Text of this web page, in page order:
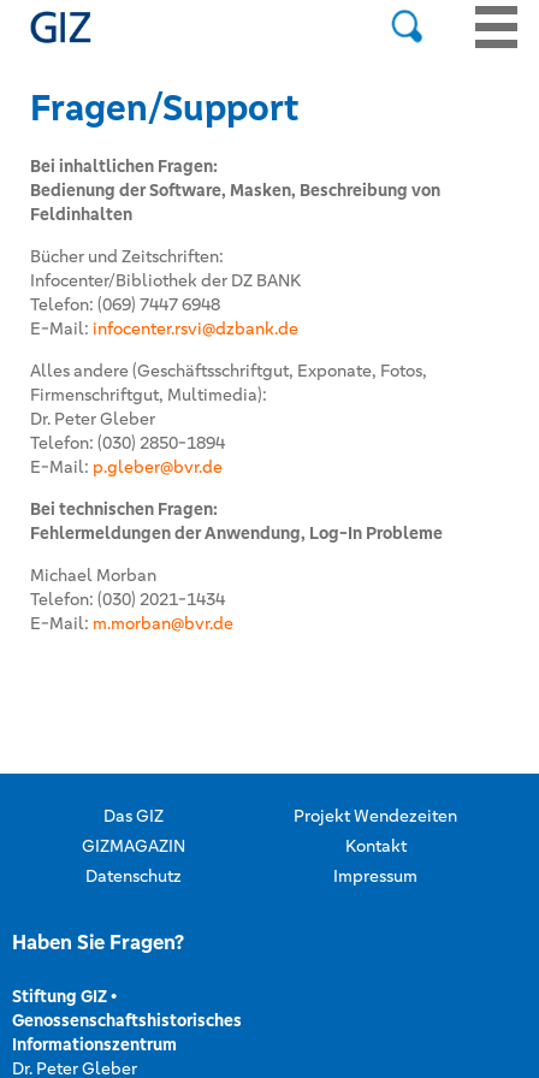
Fragen/Support
Bei inhaltlichen Fragen:
Bedienung der Software, Masken, Beschreibung von
Feldinhalten
Bücher und Zeitschriften:
Infocenter/Bibliothek der DZ BANK
Telefon: (069) 7447 6948
E-Mail: infocenter.rsvi@dzbank.de
Alles andere (Geschäftsschriftgut, Exponate, Fotos,
Firmenschriftgut, Multimedia):
Dr. Peter Gleber
Telefon: (030) 2850-1894
E-Mail: p.gleber@bvr.de
Bei technischen Fragen:
Fehlermeldungen der Anwendung, Log-In Probleme
Michael Morban
Telefon: (030) 2021-1434
E-Mail: m.morban@bvr.de
Das GIZ
Projekt Wendezeiten
GIZMAGAZIN
Kontakt
Datenschutz
Impressum
Haben Sie Fragen?
Stiftung GIZ•
Genossenschaftshistorisches
Informationszentrum
Dr. Peter Gleber